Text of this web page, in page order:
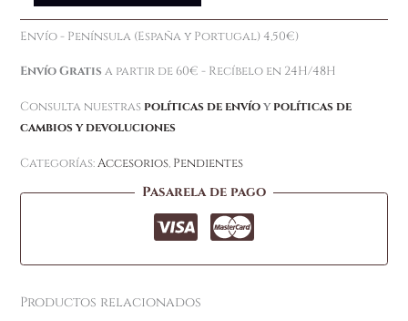
Envío - Península (España y Portugal) 4,50€)
Envío Gratis a partir de 60€ - Recíbelo en 24H/48H
Consulta nuestras políticas de envíoy políticas de
cambios y devoluciones
Categorías:Accesorios, Pendientes
Pasarela de pago
Productos relacionados